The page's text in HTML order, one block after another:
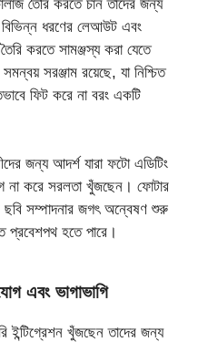
তৈরি করতে চান তাদের জন্য
ধরণের লেআউট এবং
করতে সামঞ্জস্য করা যেতে
সরঞ্জাম রয়েছে, যা নিশ্চিত
ফিট করে না বরং একটি
জন্য আদর্শ যারা ফটো এডিটিং
না করে সরলতা খুঁজছেন। ফোটার
ছবি সম্পাদনার জগৎ অন্বেষণ শুরু
প্রবেশপথ হতে পারে।
এবং ভাগাভাগি
ইন্টিগ্রেশন খুঁজছেন তাদের জন্য